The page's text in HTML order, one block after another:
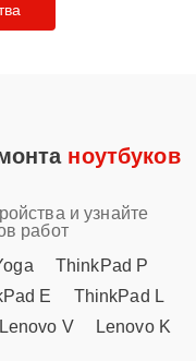
ноутбуков
и узнайте
работ
ThinkPad P
E
ThinkPad L
Lenovo V
Lenovo K